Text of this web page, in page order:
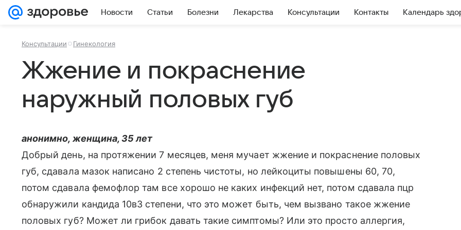
Новости Статьи Болезни Лекарства Консультации Контакты Календарь
Консультации Гинекология
Жжение и покраснение
наружный половых губ
анонимно, женщина, 35 лет
Добрый день, на протяжении 7 месяцев, меня мучает жжение и покраснение половых
губ, сдавала мазок написано 2 степень чистоты, но лейкоциты повышены 60, 70,
потом сдавала фемофлор там все хорошо не каких инфекций нет, потом сдавала пцр
обнаружили кандида 10в3 степени, что это может быть, чем вызвано такое жжение
половых губ? Может ли грибок давать такие симптомы? Или это просто аллергия,